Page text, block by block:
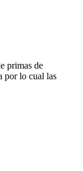
primas de
por lo cual las